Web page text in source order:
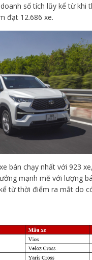
số tích lũy kể từ khi
đạt 12.686 xe.
bán chạy nhất với 923
mạnh mẽ với lượng
từ thời điểm ra mắt do